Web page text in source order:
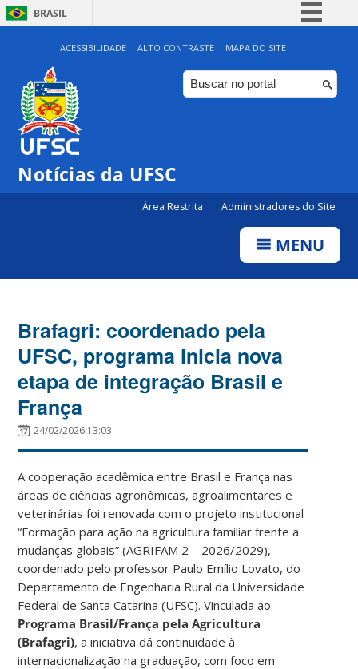
BRASIL
Simplifique!
Comunica BR
Participe
ACESSIBILIDADE ALTO CONTRASTE MAPA DO SITE
Notícias da UFSC
Área Restrita Administradores do Site
MENU
Brafagri: coordenado pela
UFSC, programa inicia nova
etapa de integração Brasil e
França
24/02/2026 13:03
A cooperação acadêmica entre Brasil e França nas
áreas de ciências agronômicas, agroalimentares e
veterinárias foi renovada com o projeto institucional
“Formação para ação na agricultura familiar frente a
mudanças globais” (AGRIFAM 2 – 2026/2029),
coordenado pelo professor Paulo Emílio Lovato, do
Departamento de Engenharia Rural da Universidade
Federal de Santa Catarina (UFSC). Vinculada ao
Programa Brasil/França pela Agricultura
(Brafagri), a iniciativa dá continuidade à
internacionalização na graduação, com foco em